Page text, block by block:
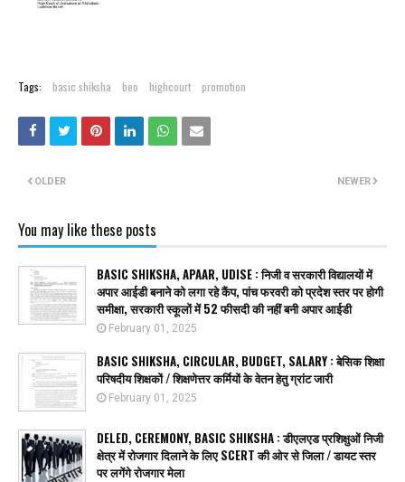
Tags: basic shiksha beo highcourt promotion
NEWER
OLDER
You may like these posts
BASIC SHIKSHA, APAAR, UDISE : निजी व सरकारी विद्यालयों में
अपार आईडी बनाने को लगा रहे कैंप, पांच फरवरी को प्रदेश स्तर पर होगी
समीक्षा, सरकारी स्कूलों में 52 फीसदी की नहीं बनी अपार आईडी
February 01, 2025
BASIC SHIKSHA, CIRCULAR, BUDGET, SALARY : बेसिक शिक्षा
परिषदीय शिक्षकों / शिक्षणेत्तर कर्मियों के वेतन हेतु ग्रांट जारी
February 01, 2025
DELED, CEREMONY, BASIC SHIKSHA : डीएलएड प्रशिक्षुओं निजी
क्षेत्र में रोजगार दिलाने के लिए SCERT की ओर से जिला / डायट स्तर
पर लगेंगे रोजगार मेला